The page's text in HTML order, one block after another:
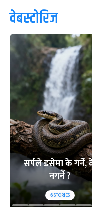
वेबस्टोरिज
सर्पले डसेमा के गर्ने,
नगर्ने ?
6STORIES